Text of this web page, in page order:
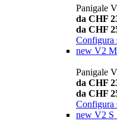
Panigale
da CHF
da CHF
Configura
new V2
Panigale
da CHF
da CHF
Configura
new V2 S